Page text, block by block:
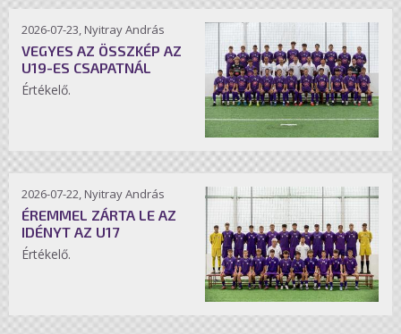
2026-07-23, Nyitray András
VEGYES AZ ÖSSZKÉP AZ
U19-ES CSAPATNÁL
Értékelő.
2026-07-22, Nyitray András
ÉREMMEL ZÁRTA LE AZ
IDÉNYT AZ U17
Értékelő.